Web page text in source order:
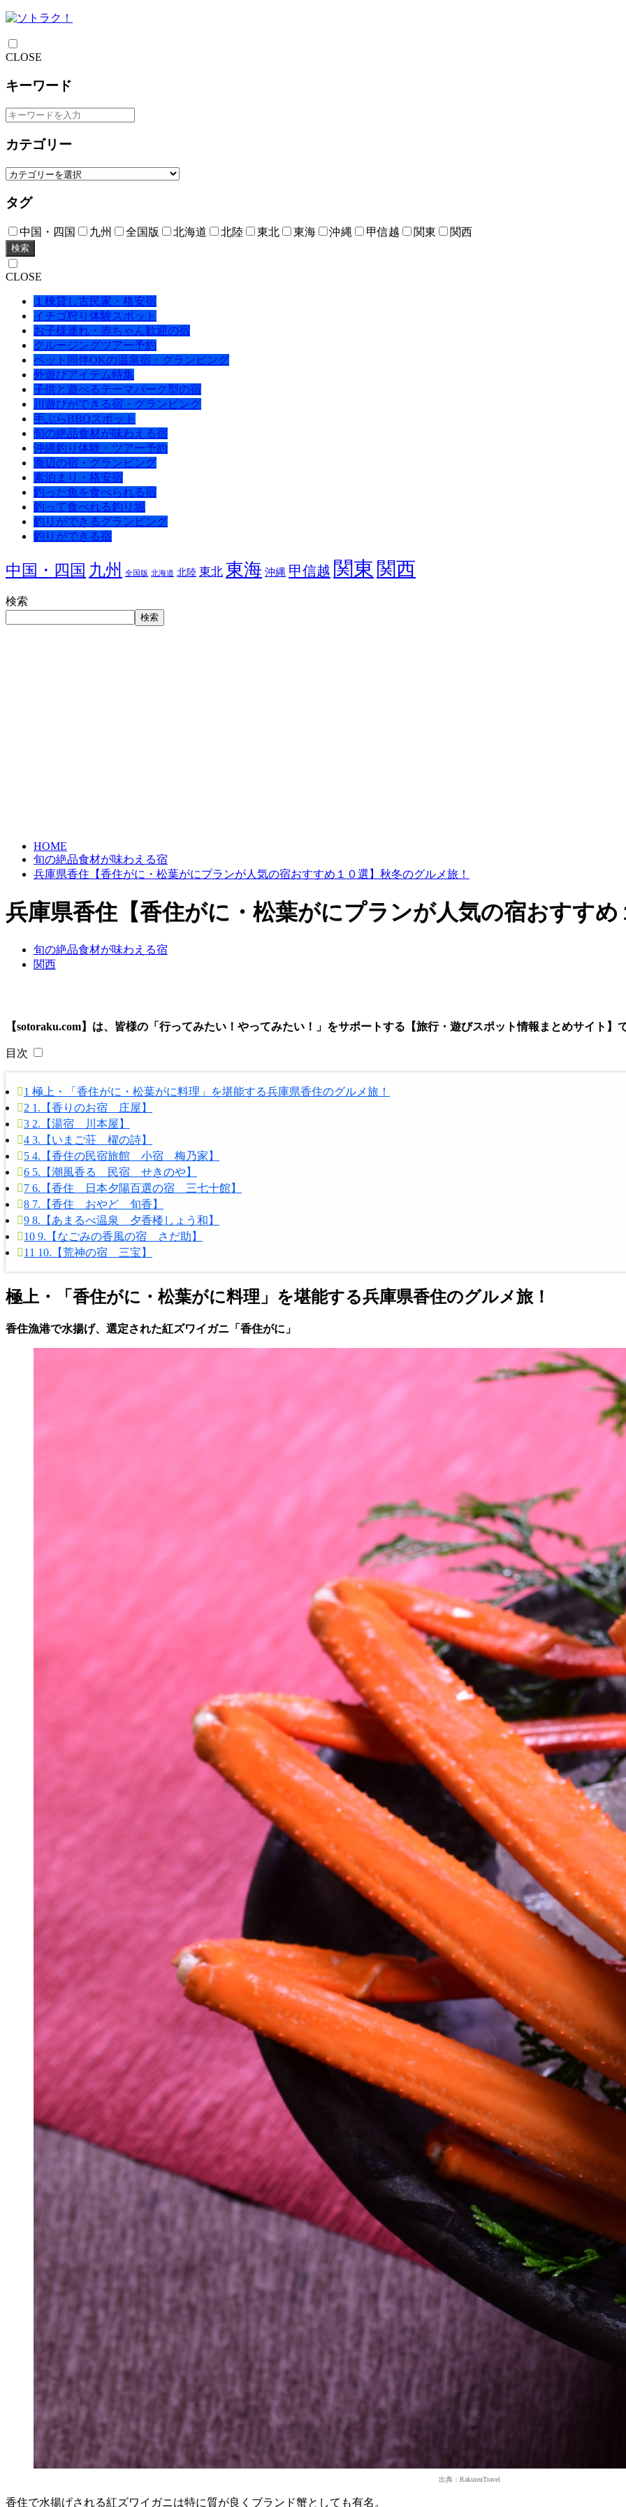
CLOSE
キーワード
カテゴリー
タグ
中国・四国 九州 全国版 北海道 北陸 東北 東海 沖縄 甲信越 関東 関西
検索
CLOSE
１棟貸し古民家・格安宿
イチゴ狩り体験スポット
お子様連れ・赤ちゃん歓迎の宿
クルージングツアー予約
ペット同伴OKの温泉宿・グランピング
外遊びアイテム特集
子供と遊べるテーマパーク型の宿
川遊びができる宿・グランピング
手ぶらBBQスポット
旬の絶品食材が味わえる宿
沖縄釣り体験・ツアー予約
海辺の宿・グランピング
素泊まり・格安宿
釣った魚を食べられる宿
釣って食べれる釣り堀
釣りができるグランピング
釣りができる宿
中国・四国 九州 全国版 北海道 北陸 東北 東海 沖縄 甲信越 関東 関西
検索
検索
HOME
旬の絶品食材が味わえる宿
兵庫県香住【香住がに・松葉がにプランが人気の宿おすすめ１０選】秋冬のグルメ旅！
兵庫県香住【香住がに・松葉がにプランが人気の宿おすす
旬の絶品食材が味わえる宿
関西
【sotoraku.com】は、皆様の「行ってみたい！やってみたい！」をサポートする【旅行・遊びスポット情報まとめサイト】
目次
1 極上・「香住がに・松葉がに料理」を堪能する兵庫県香住のグルメ旅！
2 1.【香りのお宿 庄屋】
3 2.【湯宿 川本屋】
4 3.【いまご荘 櫂の詩】
5 4.【香住の民宿旅館 小宿 梅乃家】
6 5.【潮風香る 民宿 せきのや】
7 6.【香住 日本夕陽百選の宿 三七十館】
8 7.【香住 おやど 旬香】
9 8.【あまるべ温泉 夕香楼しょう和】
10 9.【なごみの香風の宿 さだ助】
11 10.【荒神の宿 三宝】
極上・「香住がに・松葉がに料理」を堪能する兵庫県香住のグルメ旅！
香住漁港で水揚げ、選定された紅ズワイガニ「香住がに」
出典：RakutenTravel
香住で水揚げされる紅ズワイガニは特に質が良くブランド蟹としても有名。